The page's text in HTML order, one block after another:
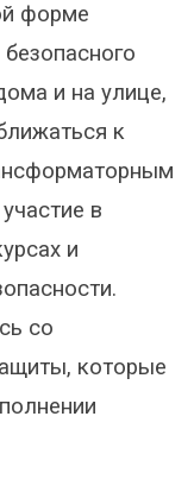
форме
и на улице,
к
в
и
со
которые